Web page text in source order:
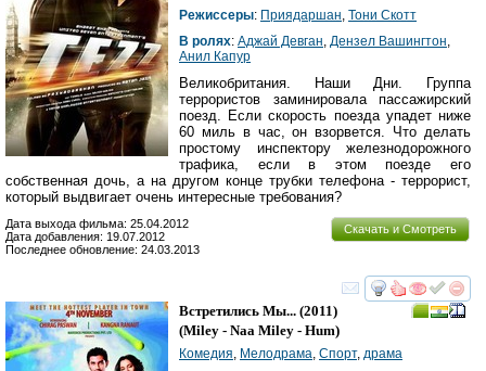
Режиссеры: Приядаршан, Тони Скотт
В ролях: Аджай Девган, Дензел Вашингтон,
Анил Капур
Великобритания. Наши Дни. Группа
террористов заминировала пассажирский
поезд. Если скорость поезда упадет ниже
60 миль в час, он взорвется. Что делать
простому инспектору железнодорожного
трафика, если в этом поезде его
собственная дочь, а на другом конце трубки телефона - террорист,
который выдвигает очень интересные требования?
Скачать и Смотреть
Дата выхода фильма: 25.04.2012
Дата добавления: 19.07.2012
Последнее обновление: 24.03.2013
смотреть
Встретились Мы... (2011)
(Miley - Naa Miley - Hum)
Комедия, Мелодрама, Спорт, драма